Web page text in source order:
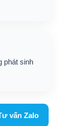
phát sinh
vấn Zalo